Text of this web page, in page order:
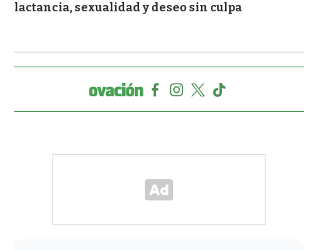
lactancia, sexualidad y deseo sin culpa